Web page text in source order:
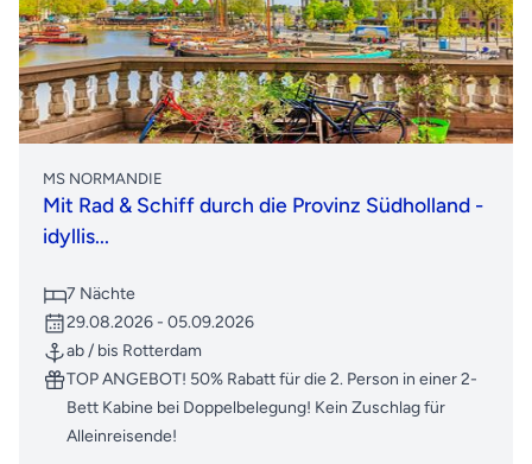
MS NORMANDIE
Mit Rad & Schiff durch die Provinz Südholland -
idyllis...
7 Nächte
29.08.2026 - 05.09.2026
ab / bis Rotterdam
TOP ANGEBOT! 50% Rabatt für die 2. Person in einer 2-
Bett Kabine bei Doppelbelegung! Kein Zuschlag für
Alleinreisende!